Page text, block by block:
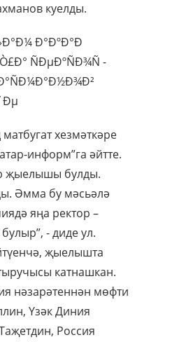
куелды.
хезмәткәре
информ”га әйтте.
җыелышы булды.
Әмма бу мәсьәлә
яңа ректор –
- диде ул.
җыелышта
катнашкан.
нәзарәтеннән мөфти
Үзәк Диния
Россия